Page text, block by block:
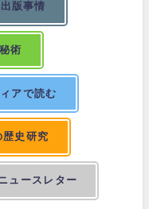
版事情
術
アで読む
史研究
ュースレター